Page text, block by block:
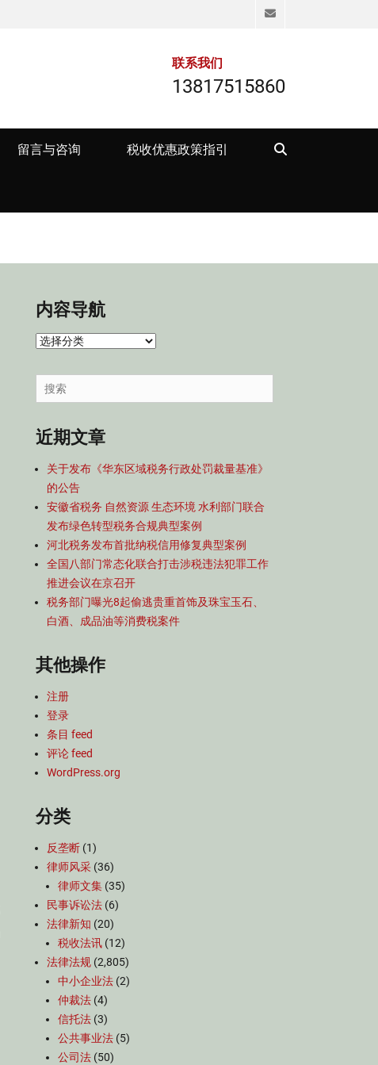
Email
联系我们
13817515860
留言与咨询 税收优惠政策指引
内容导航
内
导
航
Search
for:
近期文章
关于发布《华东区域税务行政处罚裁量基准》
的公告
安徽省税务 自然资源 生态环境 水利部门联合
发布绿色转型税务合规典型案例
河北税务发布首批纳税信用修复典型案例
全国八部门常态化联合打击涉税违法犯罪工作
推进会议在京召开
税务部门曝光8起偷逃贵重首饰及珠宝玉石、
白酒、成品油等消费税案件
其他操作
注册
登录
条目 feed
评论 feed
WordPress.org
分类
反垄断 (1)
律师风采 (36)
律师文集 (35)
民事诉讼法 (6)
法律新知 (20)
税收法讯 (12)
法律法规 (2,805)
中小企业法 (2)
仲裁法 (4)
信托法 (3)
公共事业法 (5)
公司法 (50)